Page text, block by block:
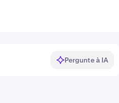
Pergunte à IA